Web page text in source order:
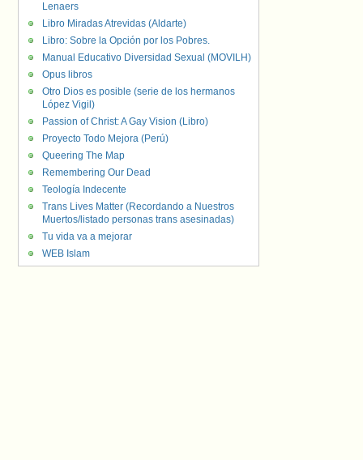
Lenaers
Libro Miradas Atrevidas (Aldarte)
Libro: Sobre la Opción por los Pobres.
Manual Educativo Diversidad Sexual (MOVILH)
Opus libros
Otro Dios es posible (serie de los hermanos
López Vigil)
Passion of Christ: A Gay Vision (Libro)
Proyecto Todo Mejora (Perú)
Queering The Map
Remembering Our Dead
Teología Indecente
Trans Lives Matter (Recordando a Nuestros
Muertos/listado personas trans asesinadas)
Tu vida va a mejorar
WEB Islam